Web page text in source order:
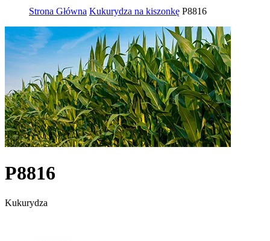
Strona Główna Kukurydza na kiszonkę P8816
P8816
Kukurydza